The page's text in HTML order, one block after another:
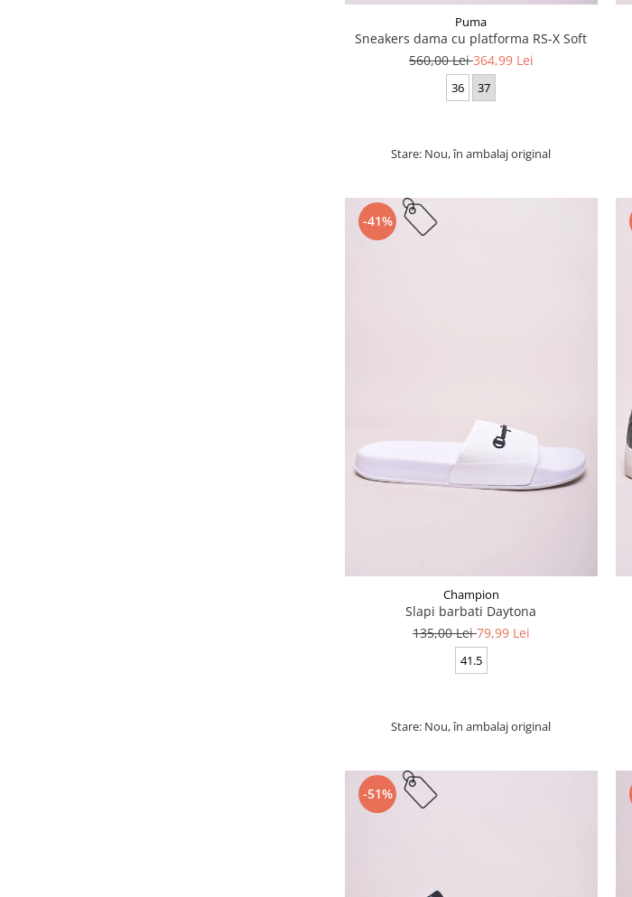
Puma
Sneakers dama cu platforma RS-X Soft
560,00 Lei364,99 Lei
36 37
Stare: Nou, în ambalaj original
-41%
Champion
Slapi barbati Daytona
135,00 Lei79,99 Lei
41.5
Stare: Nou, în ambalaj original
-51%